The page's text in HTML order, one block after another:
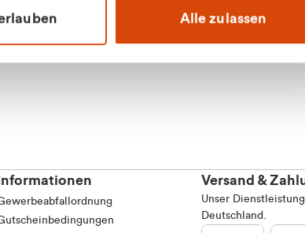
Alle zulassen
Informationen Versand &
Unser
Deutschland.